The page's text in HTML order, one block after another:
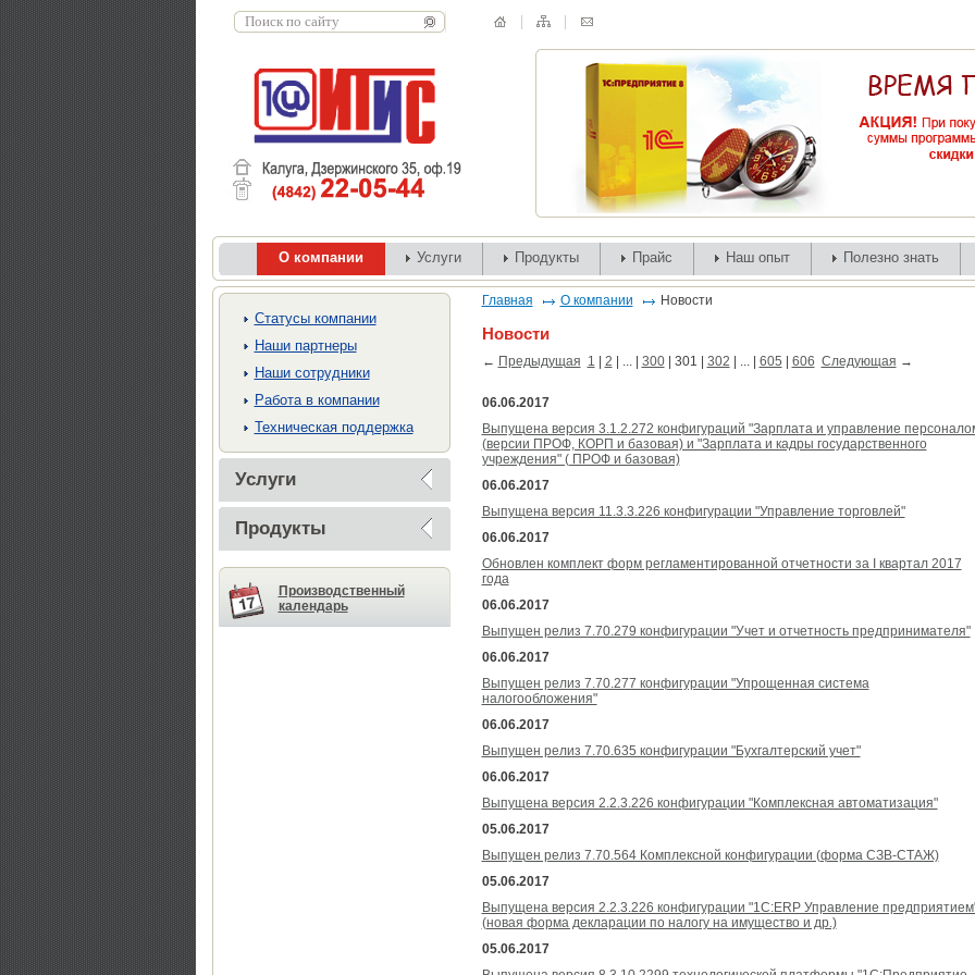
О компании Услуги Продукты Прайс Наш опыт Полезно знать
Cтатусы компании
Наши партнеры
Наши сотрудники
Работа в компании
Техническая поддержка
Услуги
Продукты
Производственный
календарь
Главная О компании Новости
Новости
← Предыдущая 1 2 | ... | 300| 301 302 | ... | 605 606 Следующая →
06.06.2017
Выпущена версия 3.1.2.272 конфигураций "Зарплата и управление
(версии ПРОФ, КОРП и базовая) и "Зарплата и кадры государственного
учреждения" ( ПРОФ и базовая)
06.06.2017
Выпущена версия 11.3.3.226 конфигурации "Управление торговлей"
06.06.2017
Обновлен комплект форм регламентированной отчетности за I квартал 2017
года
06.06.2017
Выпущен релиз 7.70.279 конфигурации "Учет и отчетность предпринимателя"
06.06.2017
Выпущен релиз 7.70.277 конфигурации "Упрощенная система
налогообложения"
06.06.2017
Выпущен релиз 7.70.635 конфигурации "Бухгалтерский учет"
06.06.2017
Выпущена версия 2.2.3.226 конфигурации "Комплексная автоматизация"
05.06.2017
Выпущен релиз 7.70.564 Комплексной конфигурации (форма СЗВ-СТАЖ)
05.06.2017
Выпущена версия 2.2.3.226 конфигурации "1С:ERP Управление
(новая форма декларации по налогу на имущество и др.)
05.06.2017